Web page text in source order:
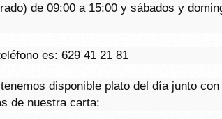
de 09:00 a 15:00 y sábados y
es: 629 41 21 81
disponible plato del día junto
de nuestra carta: